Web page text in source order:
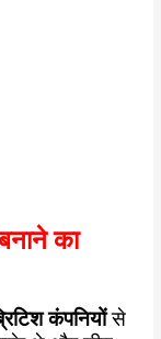
का
कंपनियोंसे